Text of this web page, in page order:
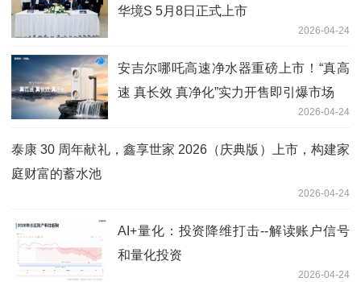
华境S 5月8日正式上市
2026-04-24
安吉尔哪吒高速净水器重磅上市！“真高
速 真长效 真净化”实力开售即引爆市场
2026-04-24
泰康 30 周年献礼，鑫享世家 2026（庆典版）上市，构建家
庭财富的蓄水池
2026-04-24
AI+量化：投资降维打击--解读账户信号
和量化投资
2026-04-24